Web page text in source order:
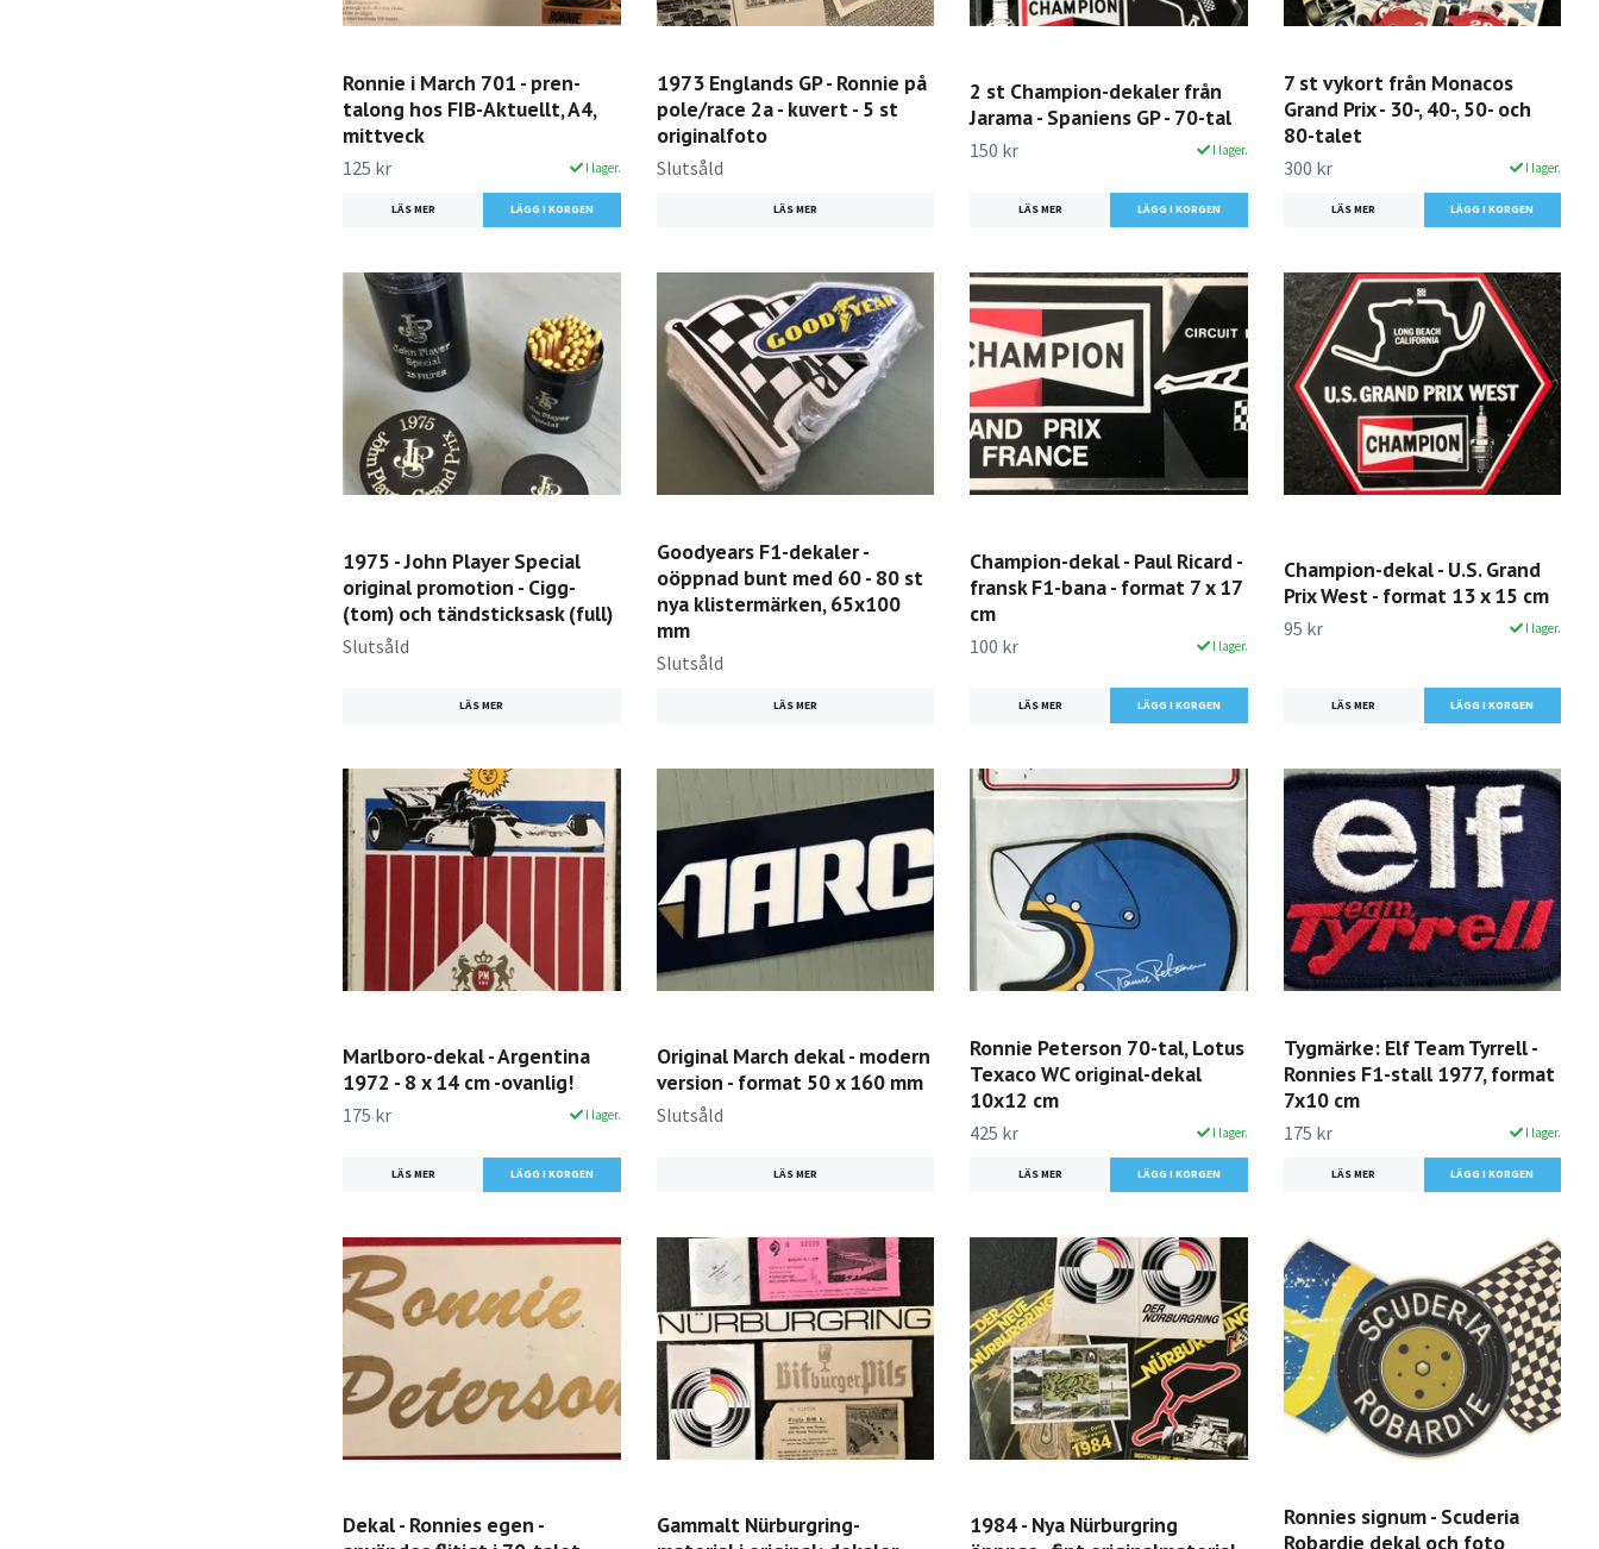
Ronnie i March 701 - pren-
talong hos FIB-Aktuellt, A4,
mittveck
125 kr I lager.
LÄS MER
1973 Englands GP - Ronnie på
pole/race 2a - kuvert - 5 st
originalfoto
Slutsåld
LÄS MER
2 st Champion-dekaler från
Jarama - Spaniens GP - 70-tal
150 kr I lager.
LÄS MER
7 st vykort från Monacos
Grand Prix - 30-, 40-, 50- och
80-talet
300 kr I lager.
LÄS MER
1975 - John Player Special
original promotion - Cigg-
(tom) och tändsticksask (full)
Slutsåld
LÄS MER
Goodyears F1-dekaler -
oöppnad bunt med 60 - 80 st
nya klistermärken, 65x100
mm
Slutsåld
LÄS MER
Champion-dekal - Paul Ricard -
fransk F1-bana - format 7 x 17
cm
100 kr I lager.
LÄS MER
Champion-dekal - U.S. Grand
Prix West - format 13 x 15 cm
95 kr I lager.
LÄS MER
Marlboro-dekal - Argentina
1972 - 8 x 14 cm -ovanlig!
175 kr I lager.
LÄS MER
Original March dekal - modern
version - format 50 x 160 mm
Slutsåld
LÄS MER
Ronnie Peterson 70-tal, Lotus
Texaco WC original-dekal
10x12 cm
425 kr I lager.
LÄS MER
Tygmärke: Elf Team Tyrrell -
Ronnies F1-stall 1977, format
7x10 cm
175 kr I lager.
LÄS MER
Dekal - Ronnies egen -
Gammalt Nürburgring-
1984 - Nya Nürburgring
Ronnies signum - Scuderia
Robardie dekal och foto